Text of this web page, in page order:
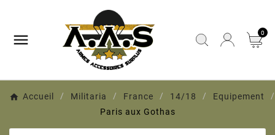
 0
Accueil Militaria France 14/18
Equipement
Paris aux Gothas